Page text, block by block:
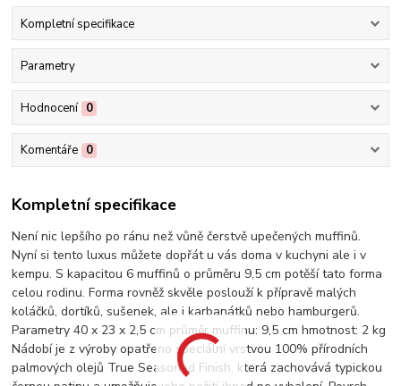
Kompletní specifikace
Parametry
Hodnocení 0
Komentáře 0
Kompletní specifikace
Není nic lepšího po ránu než vůně čerstvě upečených muffinů.
Nyní si tento luxus můžete dopřát u vás doma v kuchyni ale i v
kempu. S kapacitou 6 muffinů o průměru 9,5 cm potěší tato forma
celou rodinu. Forma rovněž skvěle poslouží k přípravě malých
koláčků, dortíků, sušenek, ale i karbanátků nebo hamburgerů.
Parametry 40 x 23 x 2,5 cm průměr muffinu: 9,5 cm hmotnost: 2 kg
Nádobí je z výroby opatřeno speciální vrstvou 100% přírodních
palmových olejů True Seasoned Finish, která zachovává typickou